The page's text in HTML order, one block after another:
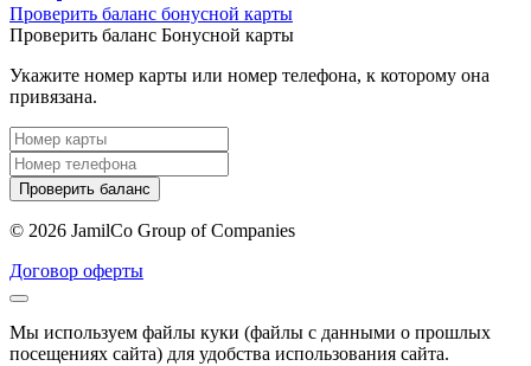
Проверить баланс бонусной карты
Проверить баланс Бонусной карты
Укажите номер карты или номер телефона, к которому она
привязана.
Проверить баланс
© 2026 JamilCo Group of Companies
Договор оферты
Мы используем файлы куки (файлы с данными о прошлых
посещениях сайта) для удобства использования сайта.